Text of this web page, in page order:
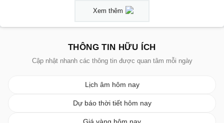
Xem thêm
THÔNG TIN HỮU ÍCH
Cập nhật nhanh các thông tin được quan tâm mỗi ngày
Lịch âm hôm nay
Dự báo thời tiết hôm nay
Giá vàng hôm nay